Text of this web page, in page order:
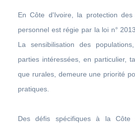
En Côte d'Ivoire, la protection
personnel est régie par la loi n°
La sensibilisation des
parties intéressées, en particulier,
que rurales, demeure une priorité
pratiques.
Des défis spécifiques à la